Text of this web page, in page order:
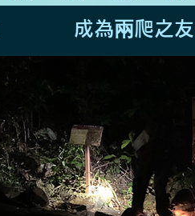
成為兩爬之友